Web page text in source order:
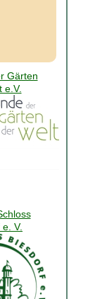
Gärten
e.V.
V.